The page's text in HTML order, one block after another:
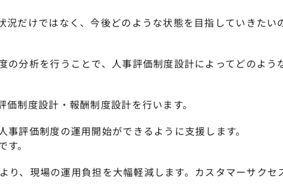
況だけではなく、今後どのような状態を目指していきたい
分析を行うことで、人事評価制度設計によってどのよう
制度設計・報酬制度設計を行います。
評価制度の運用開始ができるように支援します。
。
、現場の運用負担を大幅軽減します。カスタマーサクセ